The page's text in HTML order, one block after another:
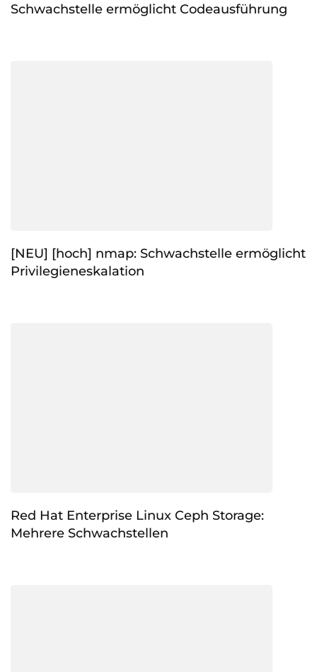
Schwachstelle ermöglicht Codeausführung
[NEU] [hoch] nmap: Schwachstelle ermöglicht
Privilegieneskalation
Red Hat Enterprise Linux Ceph Storage:
Mehrere Schwachstellen